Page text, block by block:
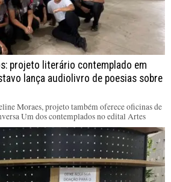
projeto literário contemplado em
lança audiolivro de poesias sobre
Moraes, projeto também oferece oficinas de
Um dos contemplados no edital Artes